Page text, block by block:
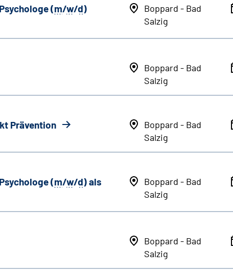
(m/w/d)
Boppard - Bad
Salzig
Boppard - Bad
Salzig
Prävention
Boppard - Bad
Salzig
(m/w/d) als
Boppard - Bad
Salzig
Boppard - Bad
Salzig